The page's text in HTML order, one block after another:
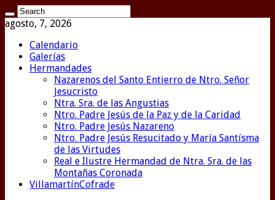
agosto, 7, 2026
Calendario
Galerías
Hermandades
Nazarenos del Santo Entierro de Ntro. Señor
Jesucristo
Ntra. Sra. de las Angustias
Ntro. Padre Jesús de la Paz y de la Caridad
Ntro. Padre Jesús Nazareno
Ntro. Padre Jesús Resucitado y María Santísma
de las Virtudes
Real e Ilustre Hermandad de Ntra. Sra. de las
Montañas Coronada
VillamartínCofrade